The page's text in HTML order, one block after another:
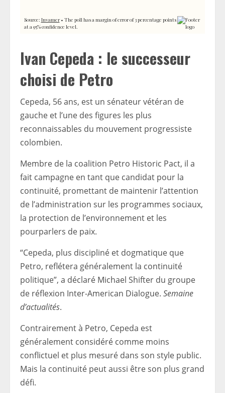
Ivan Cepeda : le successeur
choisi de Petro
Cepeda, 56 ans, est un sénateur vétéran de
gauche et l’une des figures les plus
reconnaissables du mouvement progressiste
colombien.
Membre de la coalition Petro Historic Pact, il a
fait campagne en tant que candidat pour la
continuité, promettant de maintenir l’attention
de l’administration sur les programmes sociaux,
la protection de l’environnement et les
pourparlers de paix.
“Cepeda, plus discipliné et dogmatique que
Petro, reflétera généralement la continuité
politique”, a déclaré Michael Shifter du groupe
de réflexion Inter-American Dialogue. Semaine
d’actualités.
Contrairement à Petro, Cepeda est
généralement considéré comme moins
conflictuel et plus mesuré dans son style public.
Mais la continuité peut aussi être son plus grand
défi.